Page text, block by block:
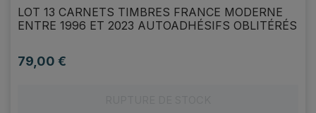
LOT 13 CARNETS TIMBRES FRANCE MODERNE
ENTRE 1996 ET 2023 AUTOADHÉSIFS OBLITÉRÉS
Prix
79,00 €